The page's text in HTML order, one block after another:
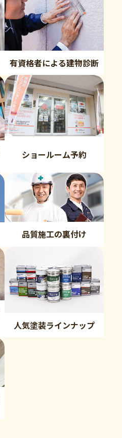
有資格者による建物診断
ショールーム予約
品質施工の裏付け
人気塗装ラインナップ